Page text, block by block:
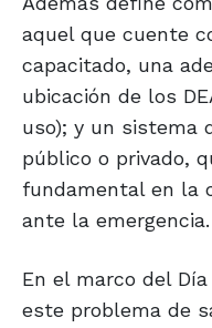
aquel que cuente
capacitado, una
ubicación de los
uso); y un sistema
público o privado,
fundamental en la
ante la emergencia.
En el marco del
este problema de